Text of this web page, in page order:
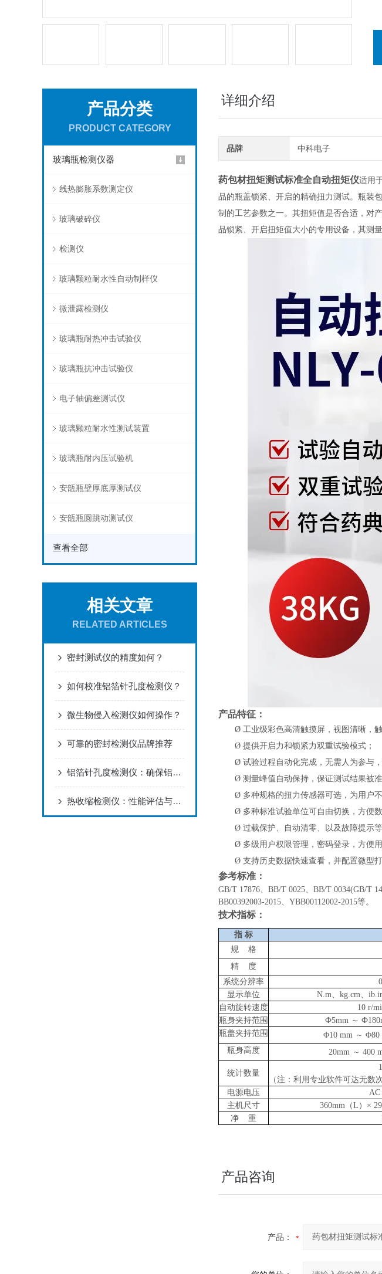
产品分类
PRODUCT CATEGORY
玻璃瓶检测仪器
线热膨胀系数测定仪
玻璃破碎仪
检测仪
玻璃颗粒耐水性自动制样仪
微泄露检测仪
玻璃瓶耐热冲击试验仪
玻璃瓶抗冲击试验仪
电子轴偏差测试仪
玻璃颗粒耐水性测试装置
玻璃瓶耐内压试验机
安瓿瓶壁厚底厚测试仪
安瓿瓶圆跳动测试仪
查看全部
相关文章
RELATED ARTICLES
密封测试仪的精度如何？
如何校准铝箔针孔度检测仪？
微生物侵入检测仪如何操作？
可靠的密封检测仪品牌推荐
铝箔针孔度检测仪：确保铝箔质量的精密工具
热收缩检测仪：性能评估与质量控制的得力助手
详细介绍
品牌 中科电子
药包材扭矩测试标准全自动扭矩仪适用
品的瓶盖锁紧、开启的精确扭力测试。瓶装
制的工艺参数之一。其扭矩值是否合适，对
品锁紧、开启扭矩值大小的专用设备，其测
产品特征 ：
Ø 工业级彩色高清触摸屏，视图清晰，
Ø 提供开启力和锁紧力双重试验模式；
Ø 试验过程自动化完成，无需人为参与
Ø 测量峰值自动保持，保证测试结果被准
Ø 多种规格的扭力传感器可选，为用户
Ø 多种标准试验单位可自由切换，方便
Ø 过载保护、自动清零、以及故障提示
Ø 多级用户权限管理，密码登录，方便用
Ø 支持历史数据快速查看，并配置微型
参考标准 ：
GB/T 17876、BB/T 0025、BB/T 0034(GB/T
BB00392003-2015、YBB00112002-2015等。
技术指标 ：
指 标
规
格
精 度
系统分辨率
显示单位
N.m、kg.cm、
自动旋转速度
10 r/
瓶身夹持范围
Ф5mm ～ Ф18
瓶盖夹持范围
Φ10 mm ～ Φ80
瓶身高度
20mm ～ 400
统计数量
（注：利用专业软件可达无数
电源电压
AC
主机尺寸
360mm（L）× 29
净
重
产品咨询
产品：